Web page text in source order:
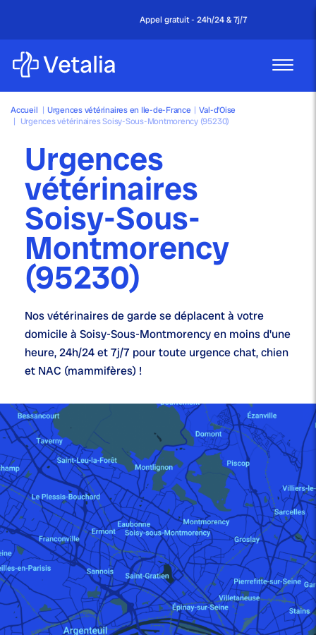
Appel gratuit - 24h/24 & 7j/7
Accueil | Urgences vétérinaires en Ile-de-France | Val-d’Oise
| Urgences vétérinaires Soisy-Sous-Montmorency (95230)
Urgences
vétérinaires
Soisy-Sous-
Montmorency
(95230)
Nosvétérinaires de gardese déplacent à votre
domicile à Soisy-Sous-Montmorency en moins d'une
heure,24h/24 et 7j/7 pour toute urgence chat, chien
et NAC (mammifères) !